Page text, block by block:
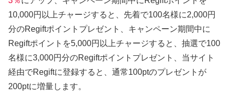
10,000円以上チャージすると、先着で100名様に2,000円
分のRegiftポイントプレゼント、キャンペーン期間中に
Regiftポイントを5,000円以上チャージすると、抽選で100
名様に3,000円分のRegiftポイントプレゼント、当サイト
経由でRegiftに登録すると、通常100ptのプレゼントが
200ptに増量します。